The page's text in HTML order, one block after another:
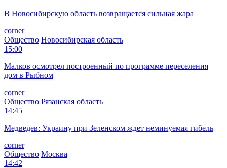
В Новосибирскую область возвращается сильная жара
corner
Общество Новосибирская область
15:00
Малков осмотрел построенный по программе переселения
дом в Рыбном
corner
Общество Рязанская область
14:45
Медведев: Украину при Зеленском ждет неминуемая гибель
corner
Общество Москва
14:42